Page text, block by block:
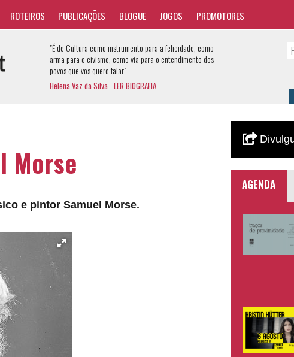
ROTEIROS PUBLICAÇÕES BLOGUE JOGOS PROMOTORES
"É de Cultura como instrumento para a felicidade, como
arma para o civismo, como via para o entendimento dos
povos que vos quero falar"
Helena Vaz da Silva LER BIOGRAFIA
Morse
e pintor Samuel Morse.
AGENDA